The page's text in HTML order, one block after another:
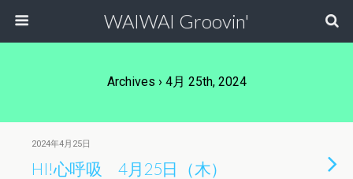
WAIWAI Groovin'
Archives › 4月 25th, 2024
2024年4月25日
HI!心呼吸 4月25日（木）